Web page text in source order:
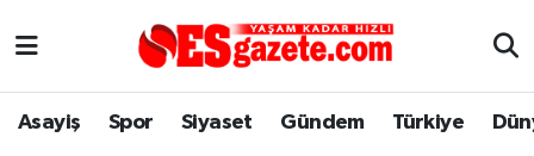
Asayiş Spor Siyaset Gündem Türkiye
Asayiş
Yaşam
Eskişehir Nöbetçi Eczaneler